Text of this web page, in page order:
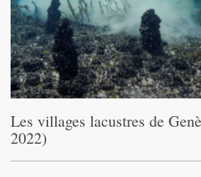
Les villages lacustres de
2022)